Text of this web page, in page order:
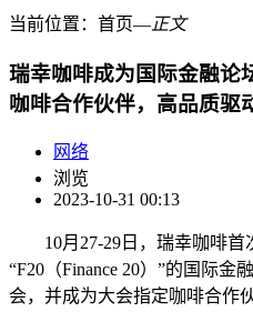
当前位置： 首页―正文
瑞幸咖啡成为国际金融论
咖啡合作伙伴，高品质驱
网络
浏览
2023-10-31 00:13
10月27-29日，瑞幸咖啡首
“F20（Finance 20）”的国际金
会，并成为大会指定咖啡合作